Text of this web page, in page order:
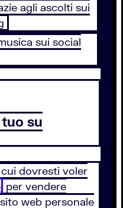
agli ascolti sui
sui social
su
dovresti voler
per vendere
web personale